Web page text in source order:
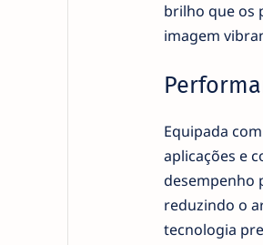
brilho que os
imagem
Equipada
aplicações e
desempenho
reduzindo o
tecnologia